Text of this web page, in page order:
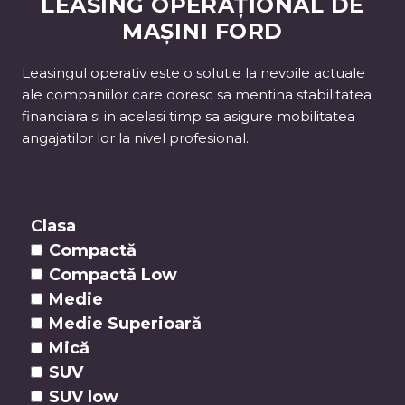
MAȘINI FORD
Leasingul operativ este o solutie la nevoile actuale
ale companiilor care doresc sa mentina stabilitatea
financiara si in acelasi timp sa asigure mobilitatea
angajatilor lor la nivel profesional.
Clasa
Compactă
Compactă Low
Medie
Medie Superioară
Mică
SUV
SUV low